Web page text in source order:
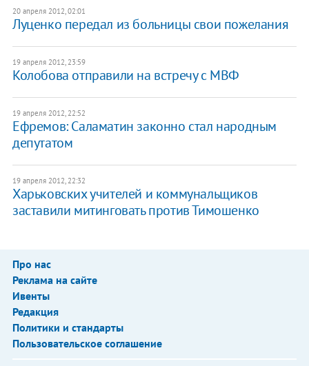
20 апреля 2012, 02:01
Луценко передал из больницы свои пожелания
19 апреля 2012, 23:59
Колобова отправили на встречу с МВФ
19 апреля 2012, 22:52
Ефремов: Саламатин законно стал народным
депутатом
19 апреля 2012, 22:32
Харьковских учителей и коммунальщиков
заставили митинговать против Тимошенко
Про нас
Реклама на сайте
Ивенты
Редакция
Политики и стандарты
Пользовательское соглашение